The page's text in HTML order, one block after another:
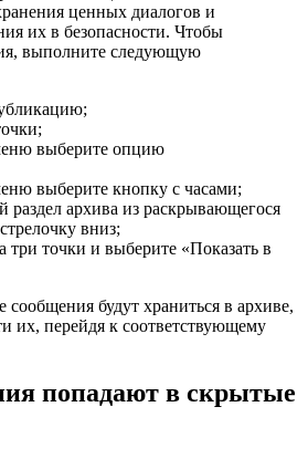
ценных диалогов и
их в безопасности. Чтобы
выполните следующую
выберите опцию
выберите кнопку с часами;
архива из раскрывающегося
вниз;
точки и выберите «Показать в
сообщения будут храниться в архиве,
их, перейдя к соответствующему
попадают в скрытые